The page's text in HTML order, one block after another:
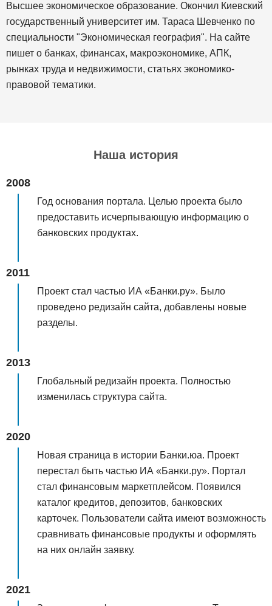
Высшее экономическое образование. Окончил Киевский
государственный университет им. Тараса Шевченко по
специальности "Экономическая география". На сайте
пишет о банках, финансах, макроэкономике, АПК,
рынках труда и недвижимости, статьях экономико-
правовой тематики.
Наша история
2008
Год основания портала. Целью проекта было
предоставить исчерпывающую информацию о
банковских продуктах.
2011
Проект стал частью ИА «Банки.ру». Было
проведено редизайн сайта, добавлены новые
разделы.
2013
Глобальный редизайн проекта. Полностью
изменилась структура сайта.
2020
Новая страница в истории Банки.юа. Проект
перестал быть частью ИА «Банки.ру». Портал
стал финансовым маркетплейсом. Появился
каталог кредитов, депозитов, банковских
карточек. Пользователи сайта имеют возможность
сравнивать финансовые продукты и оформлять
на них онлайн заявку.
2021